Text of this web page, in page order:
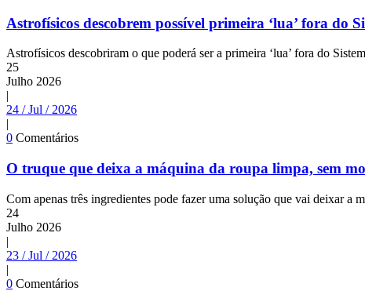
Astrofísicos descobrem possível primeira ‘lua’ fora do
Astrofísicos descobriram o que poderá ser a primeira ‘lua’ fora do
25
Julho 2026
|
24 / Jul / 2026
|
0 Comentários
O truque que deixa a máquina da roupa limpa, sem
Com apenas três ingredientes pode fazer uma solução que vai deixar a
24
Julho 2026
|
23 / Jul / 2026
|
0 Comentários